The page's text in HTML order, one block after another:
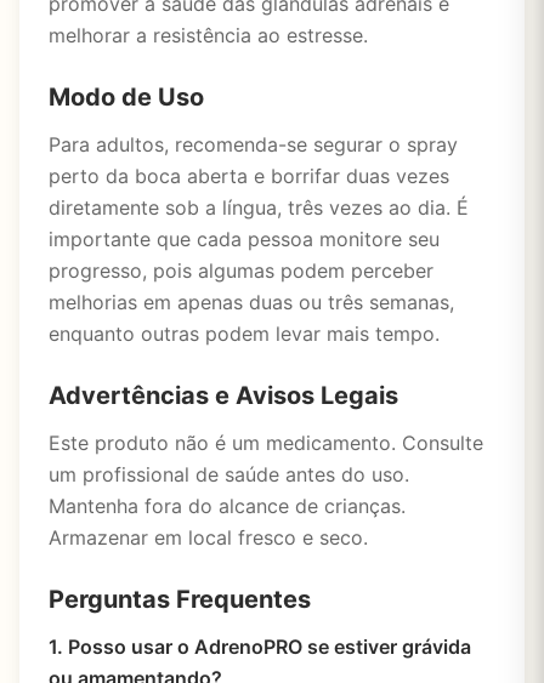
melhorar a resistência ao estresse.
Modo de Uso
Para adultos, recomenda-se segurar o spray
perto da boca aberta e borrifar duas vezes
diretamente sob a língua, três vezes ao dia. É
importante que cada pessoa monitore seu
progresso, pois algumas podem perceber
melhorias em apenas duas ou três semanas,
enquanto outras podem levar mais tempo.
Advertências e Avisos Legais
Este produto não é um medicamento. Consulte
um profissional de saúde antes do uso.
Mantenha fora do alcance de crianças.
Armazenar em local fresco e seco.
Perguntas Frequentes
1. Posso usar o AdrenoPRO se estiver grávida
ou amamentando?